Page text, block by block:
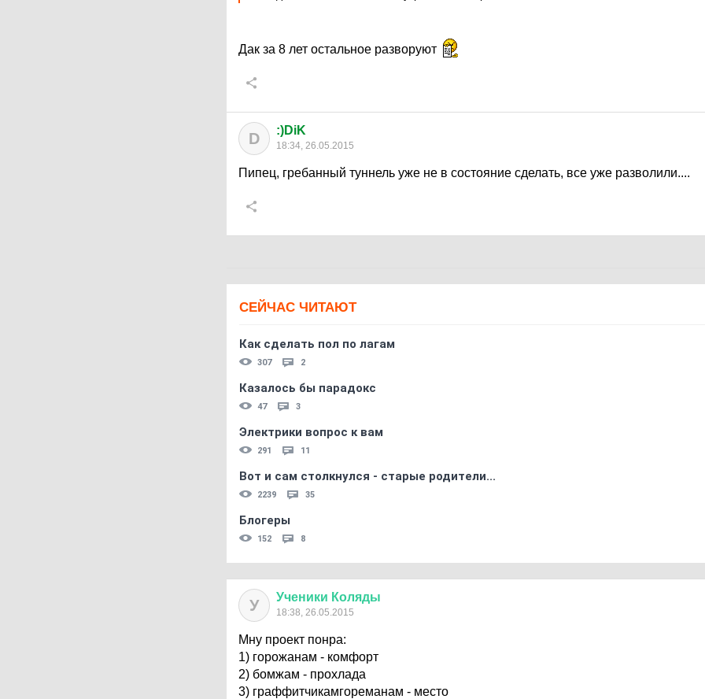
Дак за 8 лет остальное разворуют
D :)DiK
18:34, 26.05.2015
Пипец, гребанный туннель уже не в состояние сделать, все уже разволили....
СЕЙЧАС ЧИТАЮТ
Как сделать пол по лагам
307 2
Казалось бы парадокс
47 3
Электрики вопрос к вам
291 11
Вот и сам столкнулся - старые родители...
2239 35
Блогеры
152 8
У Ученики Коляды
18:38, 26.05.2015
Мну проект понра:
1) горожанам - комфорт
2) бомжам - прохлада
3) граффитчикамгореманам - место